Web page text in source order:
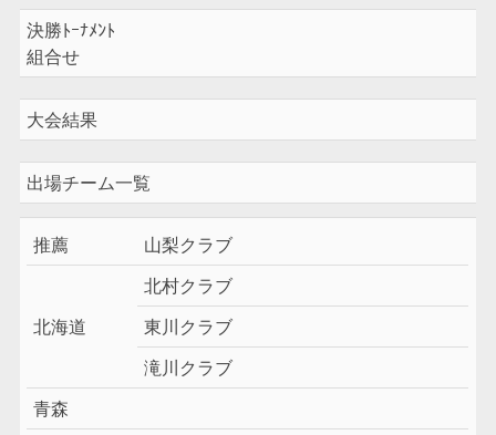
決勝ﾄｰﾅﾒﾝﾄ
組合せ
大会結果
出場チーム一覧
推薦 山梨クラブ
北海道
北村クラブ
東川クラブ
滝川クラブ
青森